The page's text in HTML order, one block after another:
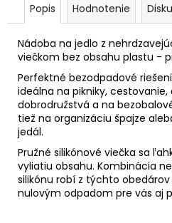
Popis Hodnotenie
Nádoba na jedlo z
viečkom bez obsahu plastu -
Perfektné bezodpadové
ideálna na pikniky,
dobrodružstvá a na
tiež na organizáciu špajze
jedál.
Pružné silikónové viečka sa
vyliatiu obsahu. Kombinácia
silikónu robí z týchto
nulovým odpadom pre vás aj